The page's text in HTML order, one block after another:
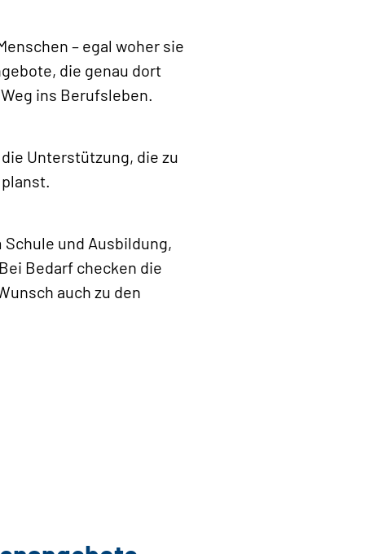
– egal woher sie
die genau dort
ins Berufsleben.
Unterstützung, die zu
und Ausbildung,
Bedarf checken die
auch zu den